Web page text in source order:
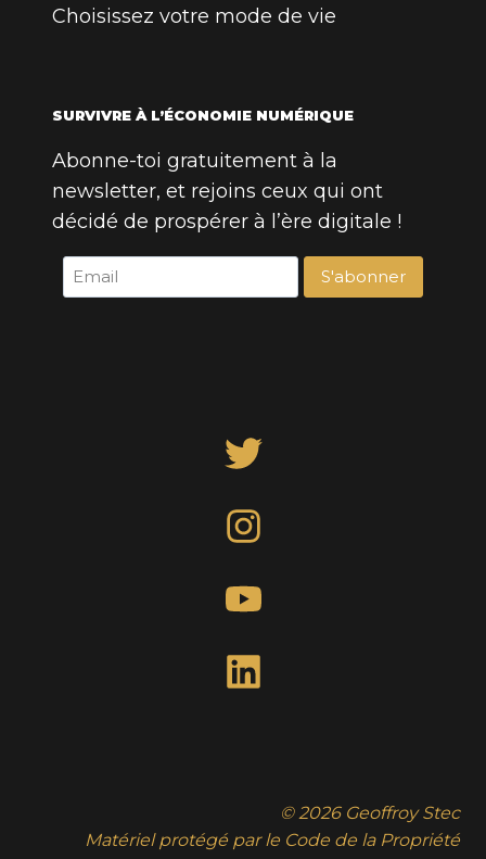
Choisissez votre mode de vie
SURVIVRE À L’ÉCONOMIE NUMÉRIQUE
Abonne-toi gratuitement à la
newsletter, et rejoins ceux qui ont
décidé de prospérer à l’ère digitale !
© 2026 Geoffroy Stec
Matériel protégé par le Code de la Propriété